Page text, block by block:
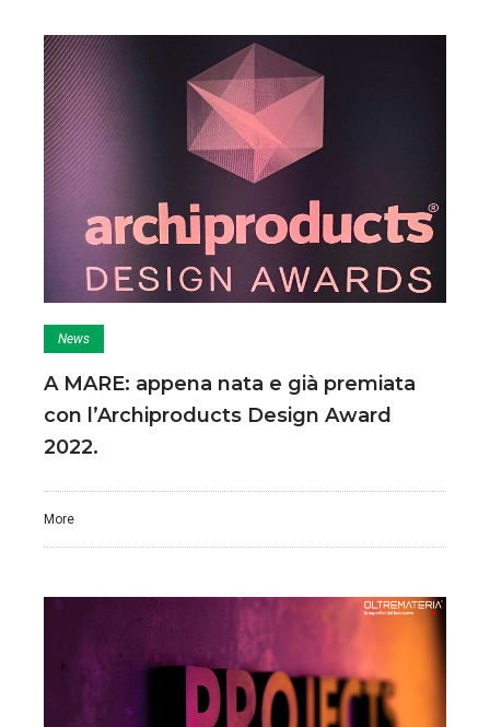
News
A MARE: appena nata e già premiata
con l’Archiproducts Design Award
2022.
More